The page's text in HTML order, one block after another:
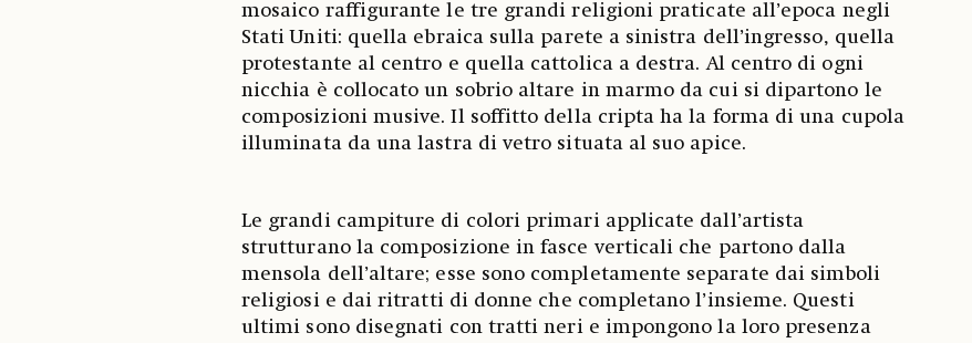
mosaico raffigurante le tre grandi religioni praticate all’epoca negli
Stati Uniti: quella ebraica sulla parete a sinistra dell’ingresso, quella
protestante al centro e quella cattolica a destra. Al centro di ogni
nicchia è collocato un sobrio altare in marmo da cui si dipartono le
composizioni musive. Il soffitto della cripta ha la forma di una cupola
illuminata da una lastra di vetro situata al suo apice.
Le grandi campiture di colori primari applicate dall’artista
strutturano la composizione in fasce verticali che partono dalla
mensola dell’altare; esse sono completamente separate dai simboli
religiosi e dai ritratti di donne che completano l’insieme. Questi
ultimi sono disegnati con tratti neri e impongono la loro presenza